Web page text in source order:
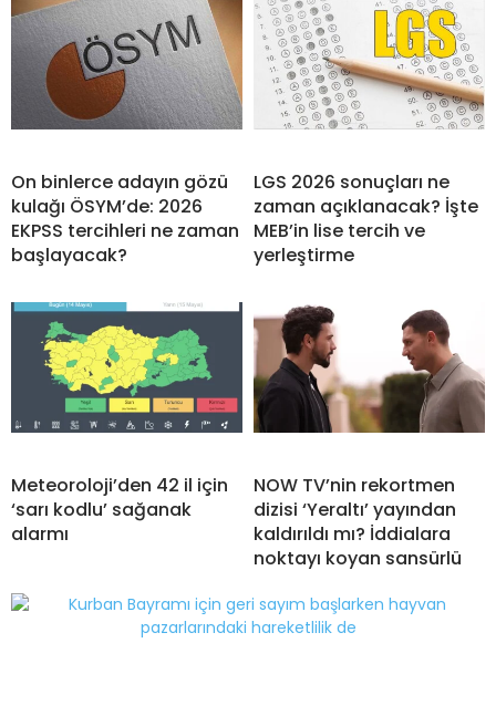
On binlerce adayın gözü
kulağı ÖSYM’de: 2026
EKPSS tercihleri ne zaman
başlayacak?
LGS 2026 sonuçları ne
zaman açıklanacak? İşte
MEB’in lise tercih ve
yerleştirme
Meteoroloji’den 42 il için
‘sarı kodlu’ sağanak
alarmı
NOW TV’nin rekortmen
dizisi ‘Yeraltı’ yayından
kaldırıldı mı? İddialara
noktayı koyan sansürlü